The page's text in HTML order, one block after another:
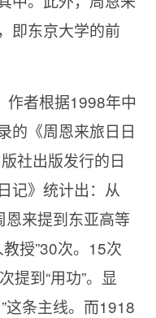
即东京大学的前
作者根据1998年中
的《周恩来旅日日
社出版发行的日
记》统计出：从
来提到东亚高等
授”30次。15次
提到“用功”。显
这条主线。而1918